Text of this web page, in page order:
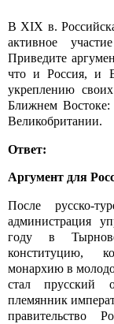
В XIX в.
активное
Приведите
что и Россия, и
укреплению
Ближнем
Великобритании.
Ответ:
Аргумент для
После русско-
администрация
году в
конституцию,
монархию в
стал прусский
племянник
правительство